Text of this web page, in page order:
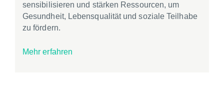
sensibilisieren und stärken Ressourcen, um
Gesundheit, Lebensqualität und soziale Teilhabe
zu fördern.
Mehr erfahren